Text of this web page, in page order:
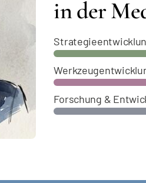
in der
Forschung &